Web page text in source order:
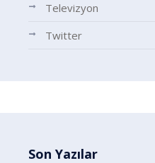
Televizyon
Twitter
Son Yazılar